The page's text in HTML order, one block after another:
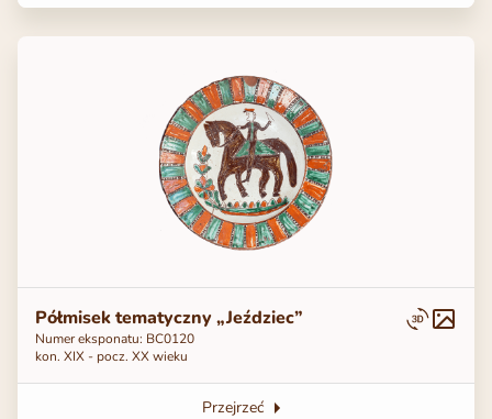
Półmisek tematyczny „Jeździec”
Numer eksponatu: ВС0120
kon. ХІХ - pocz. ХХ wieku
Przejrzeć